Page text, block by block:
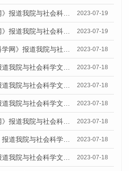
7月13日《中国发展网》报道我院与社会科学文献出版社联合发布了《广州蓝皮书：广州城乡融合发展报告（2023）》的媒体文章 2023-07-19
7月13日《中国发展网》报道我院与社会科学文献出版社联合发布了《广州蓝皮书：广州城乡融合发展报告（2023）》的媒体文章 2023-07-19
7月13日《中国社会科学网》报道我院与社会科学文献出版社联合发布了《广州蓝皮书：广州城乡融合发展报告（2023）》的媒体文章 2023-07-18
7月13日《强国号》报道我院与社会科学文献出版社联合发布了《广州蓝皮书：广州城乡融合发展报告（2023）》的媒体文章 2023-07-18
7月13日《强国号》报道我院与社会科学文献出版社联合发布了《广州蓝皮书：广州城乡融合发展报告（2023）》的媒体文章 2023-07-18
7月13日《强国号》报道我院与社会科学文献出版社联合发布了《广州蓝皮书：广州城乡融合发展报告（2023）》的媒体文章 2023-07-18
7月13日《中国新闻网》报道我院与社会科学文献出版社联合发布了《广州蓝皮书：广州经济发展报告（2023）》的媒体文章 2023-07-18
7月13日《广州日报》报道我院与社会科学文献出版社联合发布了《广州蓝皮书：广州经济发展报告（2023）》的媒体文章 2023-07-18
7月12日《强国号》报道我院与社会科学文献出版社联合发布的《广州蓝皮书：广州经济发展报告（2023）》的媒体文章 2023-07-18